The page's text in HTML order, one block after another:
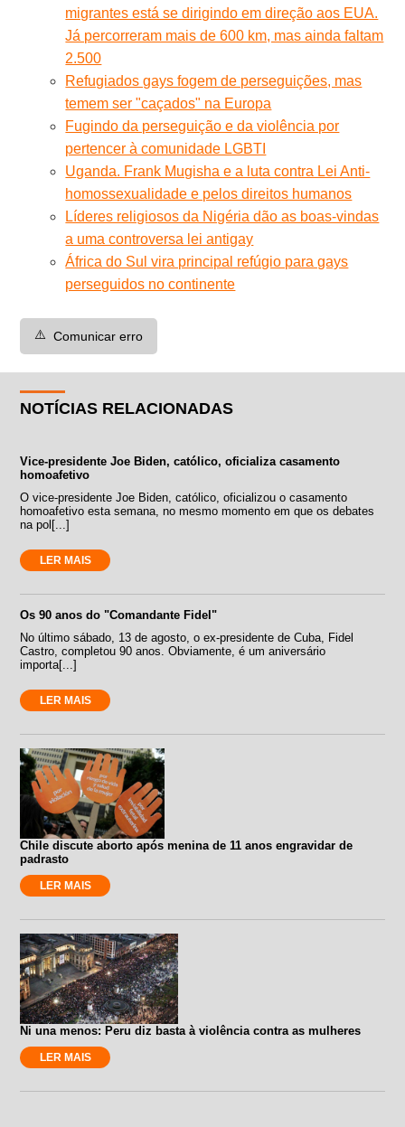
migrantes está se dirigindo em direção aos EUA.
Já percorreram mais de 600 km, mas ainda faltam
2.500
Refugiados gays fogem de perseguições, mas
temem ser "caçados" na Europa
Fugindo da perseguição e da violência por
pertencer à comunidade LGBTI
Uganda. Frank Mugisha e a luta contra Lei Anti-
homossexualidade e pelos direitos humanos
Líderes religiosos da Nigéria dão as boas-vindas
a uma controversa lei antigay
África do Sul vira principal refúgio para gays
perseguidos no continente
⚠️ Comunicar erro
NOTÍCIAS RELACIONADAS
Vice-presidente Joe Biden, católico, oficializa casamento
homoafetivo
O vice-presidente Joe Biden, católico, oficializou o casamento
homoafetivo esta semana, no mesmo momento em que os debates
na pol[...]
LER MAIS
Os 90 anos do "Comandante Fidel"
No último sábado, 13 de agosto, o ex-presidente de Cuba, Fidel
Castro, completou 90 anos. Obviamente, é um aniversário
importa[...]
LER MAIS
Chile discute aborto após menina de 11 anos engravidar de
padrasto
LER MAIS
Ni una menos: Peru diz basta à violência contra as mulheres
LER MAIS